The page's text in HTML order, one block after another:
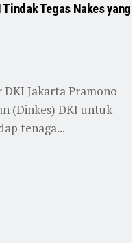
Tegas Nakes yang
Jakarta Pramono
(Dinkes) DKI untuk
tenaga...